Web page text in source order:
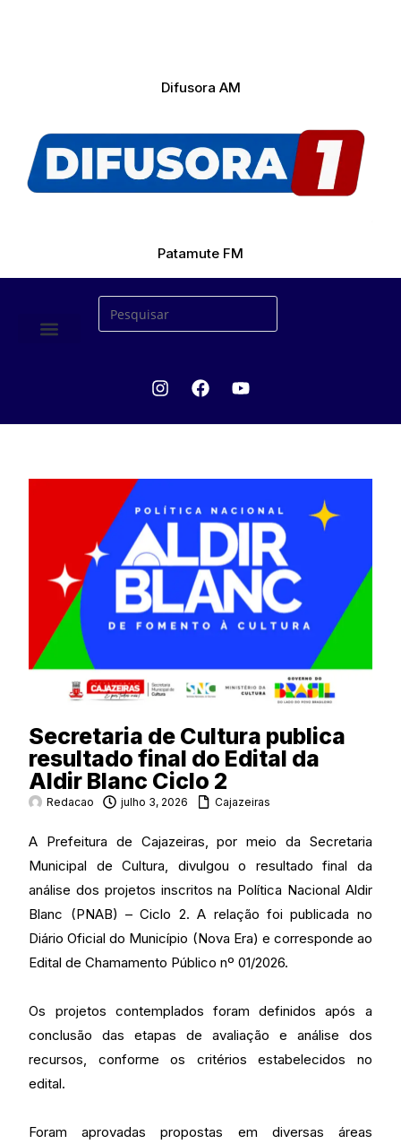
Difusora AM
Patamute FM
Secretaria de Cultura publica
resultado final do Edital da
Aldir Blanc Ciclo 2
Redacao julho 3, 2026 Cajazeiras
A Prefeitura de Cajazeiras, por meio da Secretaria
Municipal de Cultura, divulgou o resultado final da
análise dos projetos inscritos na Política Nacional Aldir
Blanc (PNAB) – Ciclo 2. A relação foi publicada no
Diário Oficial do Município (Nova Era) e corresponde ao
Edital de Chamamento Público nº 01/2026.
Os projetos contemplados foram definidos após a
conclusão das etapas de avaliação e análise dos
recursos, conforme os critérios estabelecidos no
edital.
Foram aprovadas propostas em diversas áreas